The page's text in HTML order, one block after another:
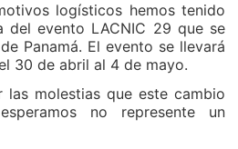
logísticos hemos tenido
del evento LACNIC 29 que se
Panamá. El evento se llevará
30 de abril al 4 de mayo.
las molestias que este cambio
no represente un